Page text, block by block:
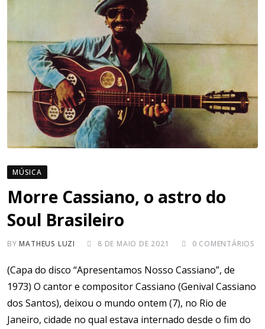
MÚSICA
Morre Cassiano, o astro do
Soul Brasileiro
BYMATHEUS LUZI 8 DE MAIO DE 2021 0 COMENTÁRIOS
(Capa do disco “Apresentamos Nosso Cassiano”, de
1973) O cantor e compositor Cassiano (Genival Cassiano
dos Santos), deixou o mundo ontem (7), no Rio de
Janeiro, cidade no qual estava internado desde o fim do